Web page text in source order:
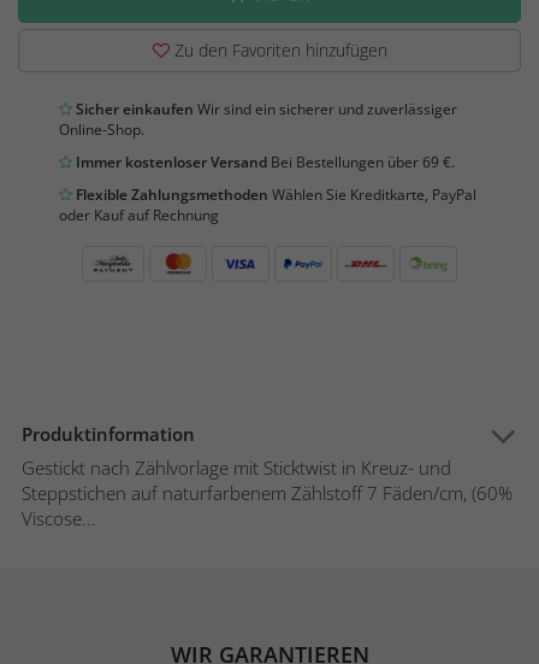
Zu den Favoriten hinzufügen
Sicher einkaufen Wir sind ein sicherer und zuverlässiger
Online-Shop.
Immer kostenloser Versand Bei Bestellungen über 69 €.
Flexible Zahlungsmethoden Wählen Sie Kreditkarte, PayPal
oder Kauf auf Rechnung
Produktinformation
Gestickt nach Zählvorlage mit Sticktwist in Kreuz- und
Steppstichen auf naturfarbenem Zählstoff 7 Fäden/cm, (60%
Viscose...
WIR GARANTIEREN